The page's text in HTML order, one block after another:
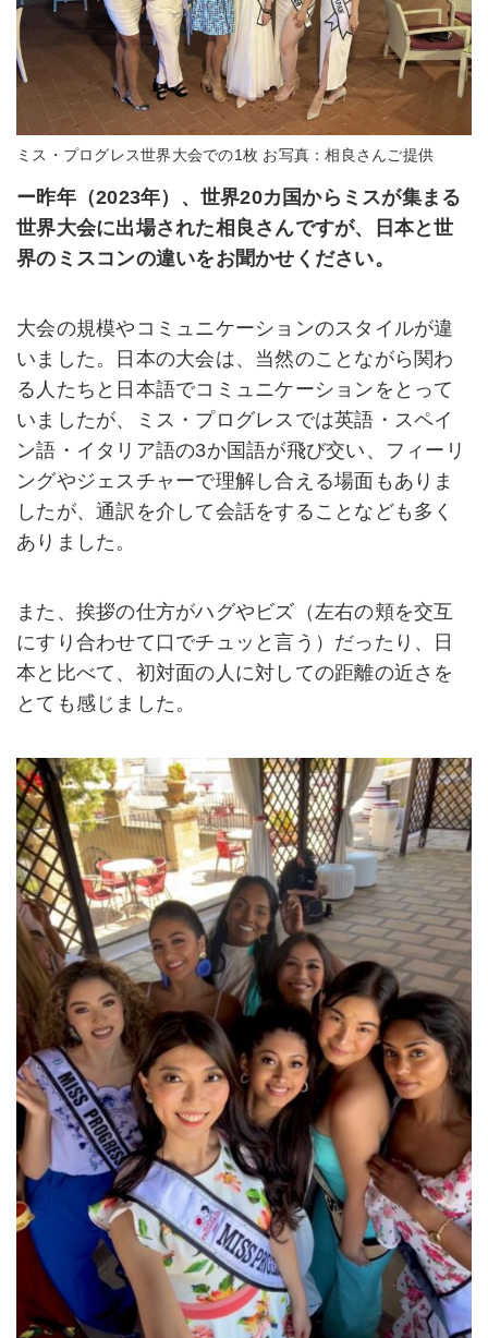
ミス・プログレス世界大会での1枚 お写真：相良さんご提供
ー昨年（2023年）、世界20カ国からミスが集まる
世界大会に出場された相良さんですが、日本と世
界のミスコンの違いをお聞かせください。
大会の規模やコミュニケーションのスタイルが違
いました。日本の大会は、当然のことながら関わ
る人たちと日本語でコミュニケーションをとって
いましたが、ミス・プログレスでは英語・スペイ
ン語・イタリア語の3か国語が飛び交い、フィーリ
ングやジェスチャーで理解し合える場面もありま
したが、通訳を介して会話をすることなども多く
ありました。
また、挨拶の仕方がハグやビズ（左右の頬を交互
にすり合わせて口でチュッと言う）だったり、日
本と比べて、初対面の人に対しての距離の近さを
とても感じました。